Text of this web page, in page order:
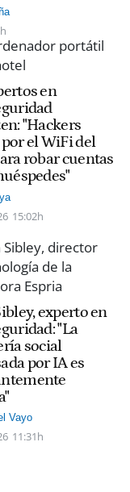
en
"Hackers
el WiFi del
robar cuentas
15:02h
experto en
"La
social
por IA es
Vayo
11:31h